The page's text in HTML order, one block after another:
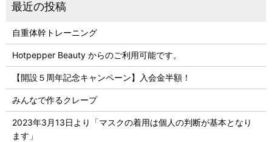
自重体幹トレーニング
Hotpepper Beauty からのご利用可能です。
【開設５周年記念キャンペーン】入会金半額！
みんなで作るクレープ
2023年3月13日より「マスクの着用は個人の判断が基本となり
ます」